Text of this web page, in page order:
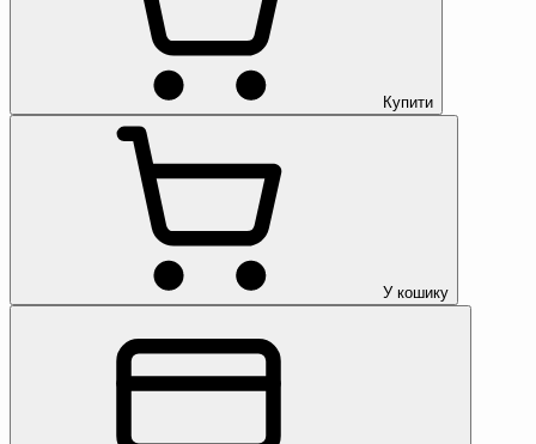
Купити
У кошику